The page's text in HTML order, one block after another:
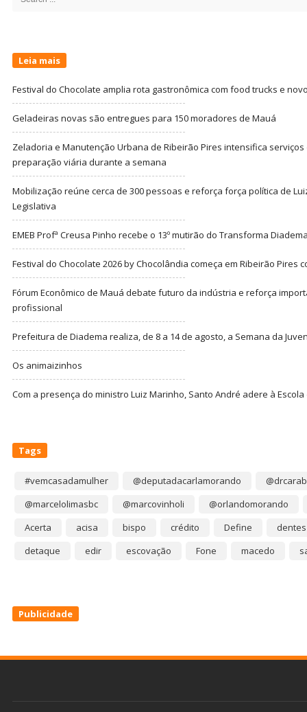
Leia mais
Festival do Chocolate amplia rota gastronômica com food trucks e
Geladeiras novas são entregues para 150 moradores de Mauá
Zeladoria e Manutenção Urbana de Ribeirão Pires intensifica
preparação viária durante a semana
Mobilização reúne cerca de 300 pessoas e reforça força política de
Legislativa
EMEB Profª Creusa Pinho recebe o 13º mutirão do Transforma
Festival do Chocolate 2026 by Chocolândia começa em Ribeirão Pires
Fórum Econômico de Mauá debate futuro da indústria e reforça
profissional
Prefeitura de Diadema realiza, de 8 a 14 de agosto, a Semana da
Os animaizinhos
Com a presença do ministro Luiz Marinho, Santo André adere à
Tags
#vemcasadamulher @deputadacarlamorando
@marcelolimasbc
@marcovinholi
@orlandomorando
Acerta
acisa bispo crédito Define
dentes
detaque
edir escovação Fone macedo
Publicidade